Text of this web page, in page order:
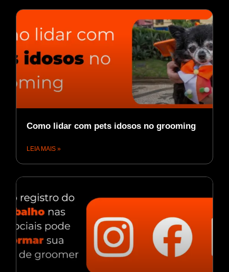
Como lidar com pets idosos no grooming
LEIA MAIS »